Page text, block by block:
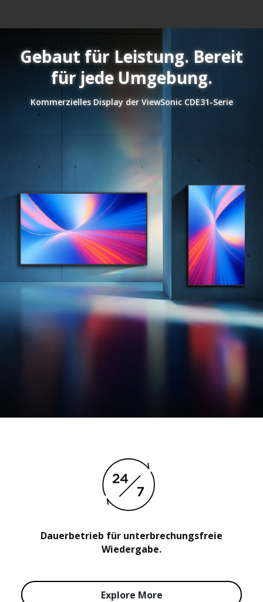
Gebaut für Leistung. Bereit
für jede Umgebung.
Kommerzielles Display der ViewSonic CDE31-Serie
Dauerbetrieb für unterbrechungsfreie
Wiedergabe.
Explore More